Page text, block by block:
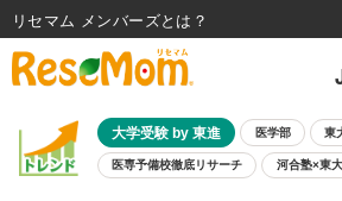
大学受験 by 東進 医学部 東
医専予備校徹底リサーチ 河合塾×東
リセマム メンバーズ